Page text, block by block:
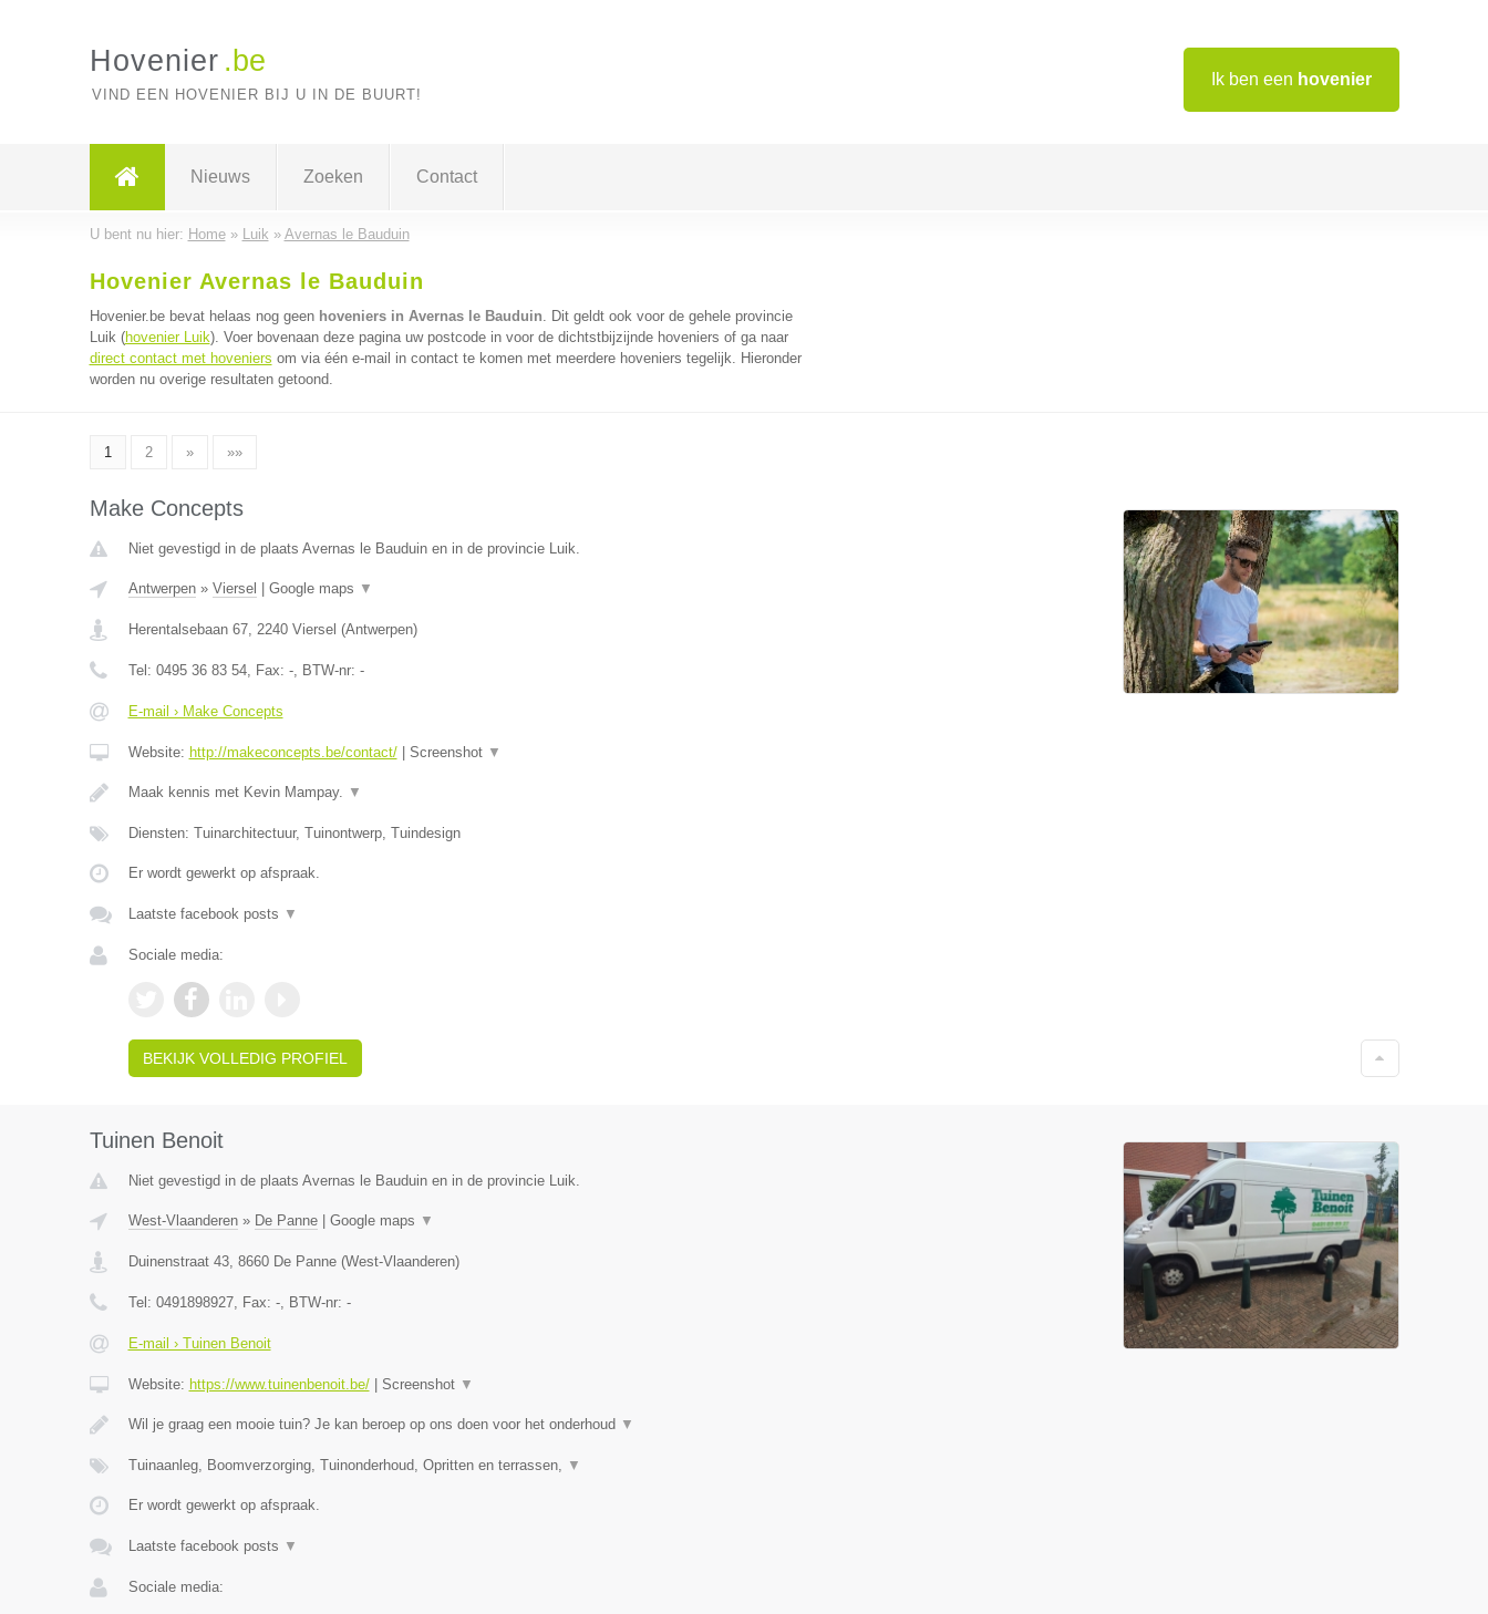
Ik ben een hovenier
Hovenier .be
VIND EEN HOVENIER BIJ U IN DE BUURT!
Nieuws Zoeken Contact
U bent nu hier: Home» Luik » Avernas le Bauduin
Hovenier Avernas le Bauduin
Hovenier.be bevat helaas nog geen hoveniers in Avernas le Bauduin. Dit geldt ook voor de gehele provincie
Luik (hovenier Luik). Voer bovenaan deze pagina uw postcode in voor de dichtstbijzijnde hoveniers of ga naar
direct contact met hoveniers om via één e-mail in contact te komen met meerdere hoveniers tegelijk. Hieronder
worden nu overige resultaten getoond.
1 2 » »»
Make Concepts
Niet gevestigd in de plaats Avernas le Bauduin en in de provincie Luik.
Antwerpen» Viersel Google maps ▼
Herentalsebaan 67, 2240 Viersel (Antwerpen)
Tel: 0495 36 83 54, Fax: -, BTW-nr: -
E-mail › Make Concepts
Website: http://makeconcepts.be/contact/| Screenshot ▼
Maak kennis met Kevin Mampay. ▼
Diensten: Tuinarchitectuur, Tuinontwerp, Tuindesign
Er wordt gewerkt op afspraak.
Laatste facebook posts ▼
Sociale media:
BEKIJK VOLLEDIG PROFIEL
Tuinen Benoit
Niet gevestigd in de plaats Avernas le Bauduin en in de provincie Luik.
West-Vlaanderen» De Panne| Google maps ▼
Duinenstraat 43, 8660 De Panne(West-Vlaanderen)
Tel: 0491898927, Fax: -, BTW-nr: -
E-mail › Tuinen Benoit
Website: https://www.tuinenbenoit.be/| Screenshot ▼
Wil je graag een mooie tuin? Je kan beroep op ons doen voor het onderhoud ▼
Tuinaanleg, Boomverzorging, Tuinonderhoud, Opritten en terrassen, ▼
Er wordt gewerkt op afspraak.
Laatste facebook posts ▼
Sociale media: